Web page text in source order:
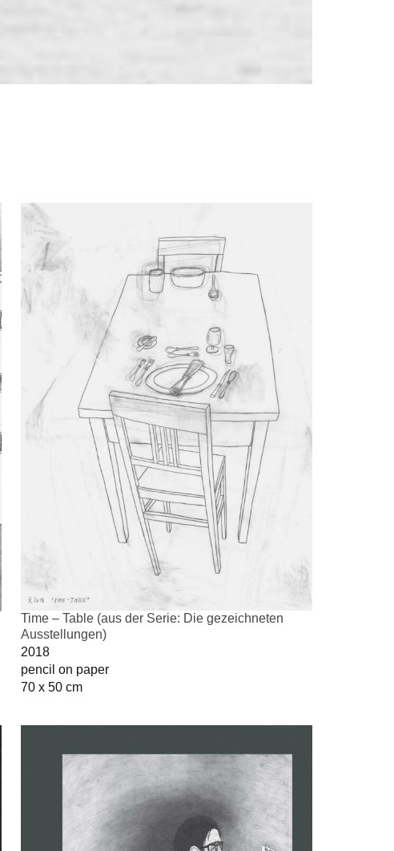
Time – Table (aus der Serie: Die gezeichneten
Ausstellungen)
2018
pencil on paper
70 x 50 cm